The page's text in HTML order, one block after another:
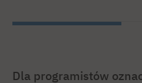
Dla programistów